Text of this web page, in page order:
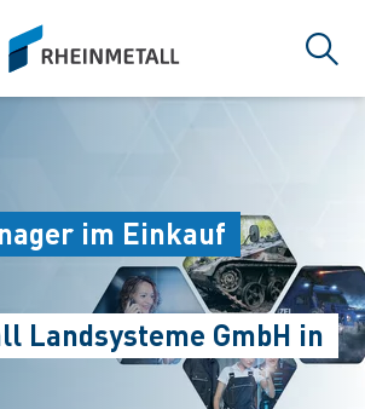
im Einkauf
Landsysteme GmbH in